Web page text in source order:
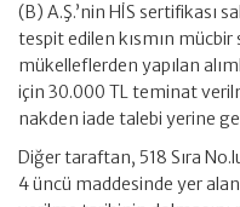
(B) A.Ş.’nin HİS sertifikası
tespit edilen kısmın
mükelleflerden yapılan
için 30.000 TL teminat
nakden iade talebi yerine
Diğer taraftan, 518 Sıra
4 üncü maddesinde yer